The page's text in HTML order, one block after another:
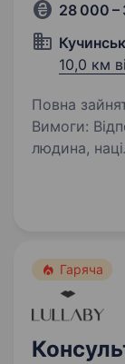
28 000 –
10,0 км
Повна
Вимоги: Відповідальна та комунікабельна
людина,
Гаряча